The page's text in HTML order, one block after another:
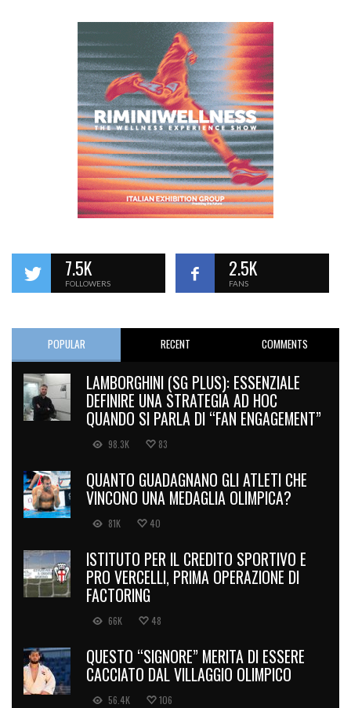
7.5K
FOLLOWERS
2.5K
FANS
POPULAR RECENT COMMENTS
LAMBORGHINI (SG PLUS): ESSENZIALE
DEFINIRE UNA STRATEGIA AD HOC
QUANDO SI PARLA DI “FAN ENGAGEMENT”
98.3K 83
QUANTO GUADAGNANO GLI ATLETI CHE
VINCONO UNA MEDAGLIA OLIMPICA?
81K 40
ISTITUTO PER IL CREDITO SPORTIVO E
PRO VERCELLI, PRIMA OPERAZIONE DI
FACTORING
66K 48
QUESTO “SIGNORE” MERITA DI ESSERE
CACCIATO DAL VILLAGGIO OLIMPICO
56.4K 106